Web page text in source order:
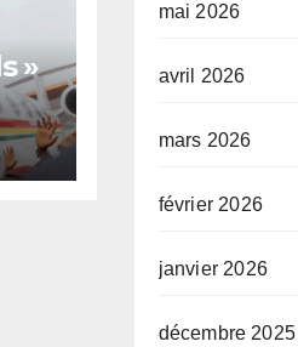
»
mai 2026
avril 2026
mars 2026
février 2026
janvier 2026
décembre 2025